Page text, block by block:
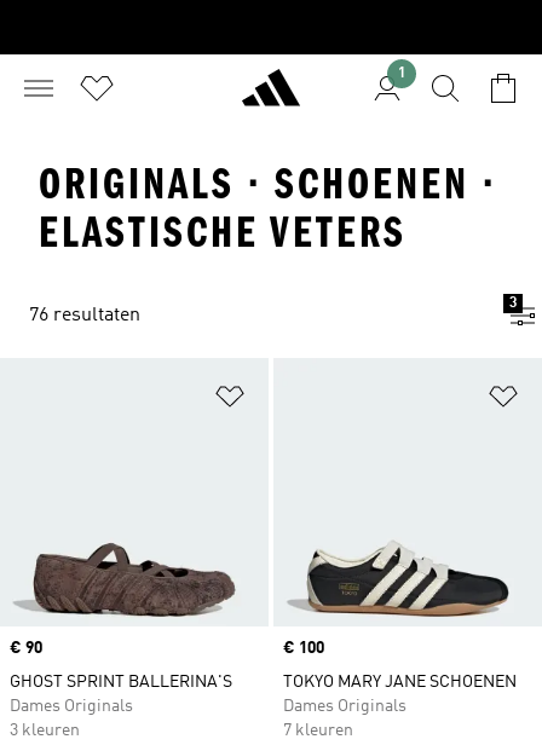
1
ORIGINALS · SCHOENEN ·
ELASTISCHE VETERS
76 resultaten
3
Price
€ 90
GHOST SPRINT BALLERINA'S
Dames Originals
3 kleuren
Price
€ 100
TOKYO MARY JANE SCHOENEN
Dames Originals
7 kleuren